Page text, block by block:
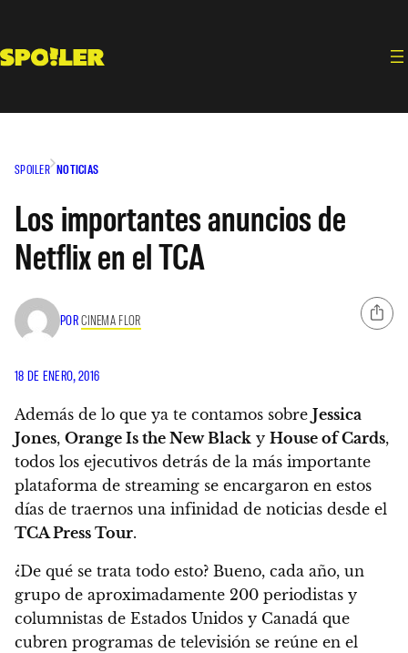
contenido
SPOILER NOTICIAS
Los importantes anuncios de
Netflix en el TCA
PORCINEMA FLOR
18 DE ENERO, 2016
Además de lo que ya te contamos sobre Jessica
Jones, Orange Is the New Black y House of Cards,
todos los ejecutivos detrás de la más importante
plataforma de streaming se encargaron en estos
días de traernos una infinidad de noticias desde el
TCA Press Tour.
¿De qué se trata todo esto? Bueno, cada año, un
grupo de aproximadamente 200 periodistas y
columnistas de Estados Unidos y Canadá que
cubren programas de televisión se reúne en el